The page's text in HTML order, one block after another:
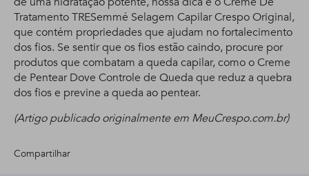
Tratamento TRESemmé Selagem Capilar Crespo Original,
que contém propriedades que ajudam no fortalecimento
dos fios. Se sentir que os fios estão caindo, procure por
produtos que combatam a queda capilar, como o Creme
de Pentear Dove Controle de Queda que reduz a quebra
dos fios e previne a queda ao pentear.
(Artigo publicado originalmente em MeuCrespo.com.br)
Compartilhar